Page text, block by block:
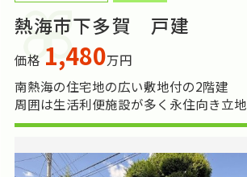
熱海市下多賀 戸建
価格 1,480万円
南熱海の住宅地の広い敷地付の2階建
周囲は生活利便施設が多く永住向き立地